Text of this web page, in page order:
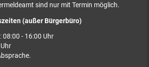
sind nur mit Termin möglich.
(außer Bürgerbüro)
- 16:00 Uhr